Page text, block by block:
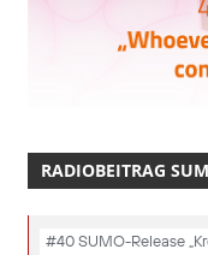
RADIOBEITRAG